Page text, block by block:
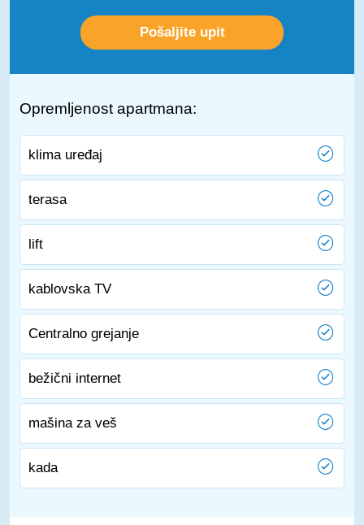
Opremljenost apartmana:
klima uređaj
terasa
lift
kablovska TV
Centralno grejanje
bežični internet
mašina za veš
kada